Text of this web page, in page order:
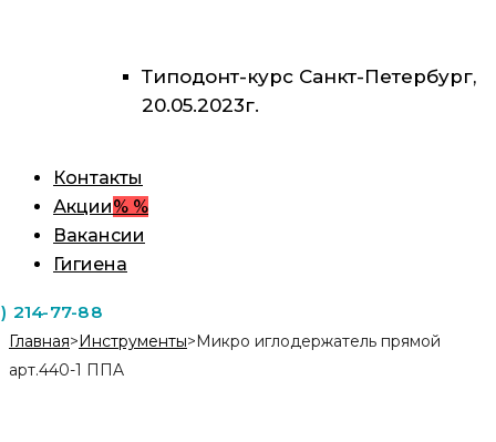
Типодонт-курс Санкт-Петербург,
20.05.2023г.
Контакты
Акции% %
Вакансии
Гигиена
214-77-88
Главная>Инструменты>Микро иглодержатель прямой
арт.440-1 ППA